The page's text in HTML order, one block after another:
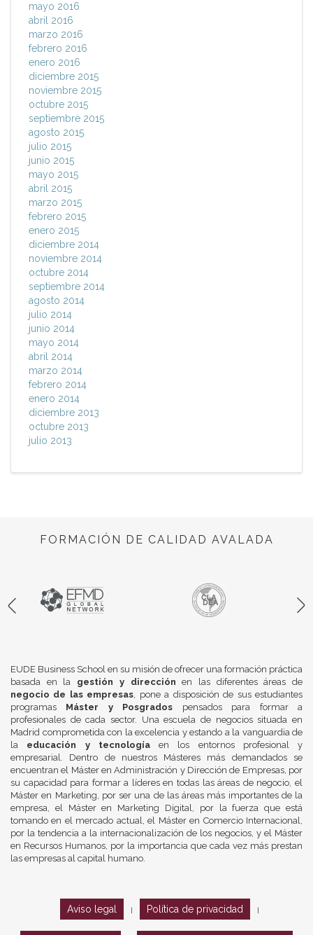
mayo 2016
abril 2016
marzo 2016
febrero 2016
enero 2016
diciembre 2015
noviembre 2015
octubre 2015
septiembre 2015
agosto 2015
julio 2015
junio 2015
mayo 2015
abril 2015
marzo 2015
febrero 2015
enero 2015
diciembre 2014
noviembre 2014
octubre 2014
septiembre 2014
agosto 2014
julio 2014
junio 2014
mayo 2014
abril 2014
marzo 2014
febrero 2014
enero 2014
diciembre 2013
octubre 2013
julio 2013
FORMACIÓN DE CALIDAD AVALADA
EUDE Business School en su misión de ofrecer una formación práctica
basada en la gestión y dirección en las diferentes áreas de
negocio de las empresas, pone a disposición de sus estudiantes
programas Máster y Posgrados pensados para formar a
profesionales de cada sector. Una escuela de negocios situada en
Madrid comprometida con la excelencia y estando a la vanguardia de
la educación y tecnologíaen los entornos profesional y
empresarial. Dentro de nuestros Másteres más demandados se
encuentran el Máster en Administración y Dirección de Empresas, por
su capacidad para formar a líderes en todas las áreas de negocio, el
Máster en Marketing, por ser una de las áreas más importantes de la
empresa, el Máster en Marketing Digital, por la fuerza que está
tomando en el mercado actual, el Máster en Comercio Internacional,
por la tendencia a la internacionalización de los negocios, y el Máster
en Recursos Humanos, por la importancia que cada vez más prestan
las empresas al capital humano.
Aviso legal Política de privacidad